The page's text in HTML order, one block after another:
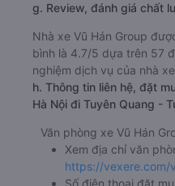
g. Review, đánh giá chất
Nhà xe Vũ Hán Group
bình là 4.7/5 dựa trên 57
nghiệm dịch vụ của nhà
h. Thông tin liên hệ, đặt
Hà Nội đi Tuyên Quang -
Văn phòng xe Vũ Hán
Xem địa chỉ văn
https://vexere.com/